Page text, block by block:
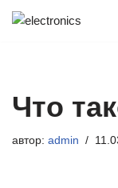
Что
автор: admin